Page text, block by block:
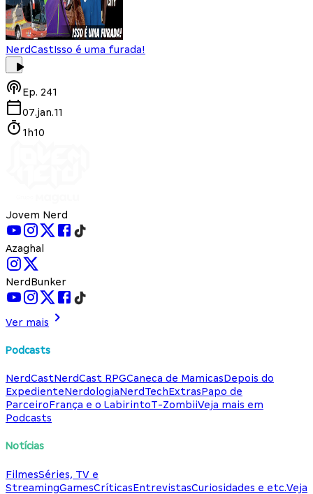
NerdCastIsso é uma furada!
Ep. 241
07.jan.11
1h10
Jovem Nerd
Azaghal
NerdBunker
Ver mais
Podcasts
NerdCastNerdCast RPGCaneca de MamicasDepois do
ExpedienteNerdologiaNerdTechExtrasPapo de
ParceiroFrança e o LabirintoT-ZombiiVeja mais em
Podcasts
Notícias
FilmesSéries, TV e
StreamingGamesCríticasEntrevistasCuriosidades e etc.Veja